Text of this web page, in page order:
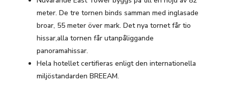
meter. De tre tornen binds samman med inglasade
broar, 55 meter över mark. Det nya tornet får tio
hissar,alla tornen får utanpåliggande
panoramahissar.
Hela hotellet certifieras enligt den internationella
miljöstandarden BREEAM.